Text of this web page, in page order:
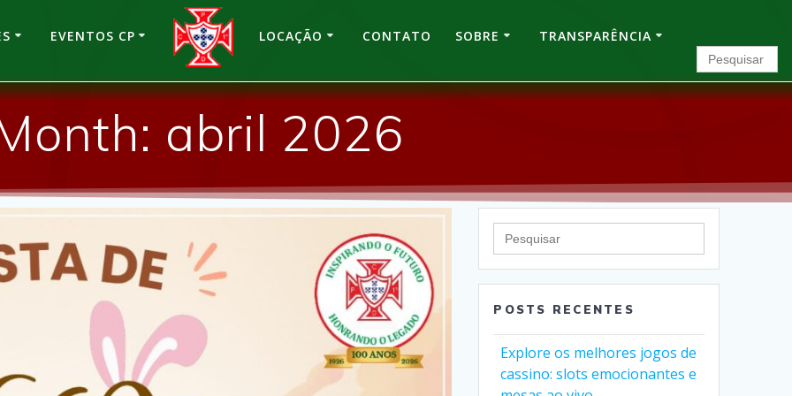
EVENTOS CP LOCAÇÃO CONTATO SOBRE TRANSPARÊNCIA
Search
for:
abril 2026
Search
for:
POSTS RECENTES
Explore os melhores jogos de
cassino: slots emocionantes e